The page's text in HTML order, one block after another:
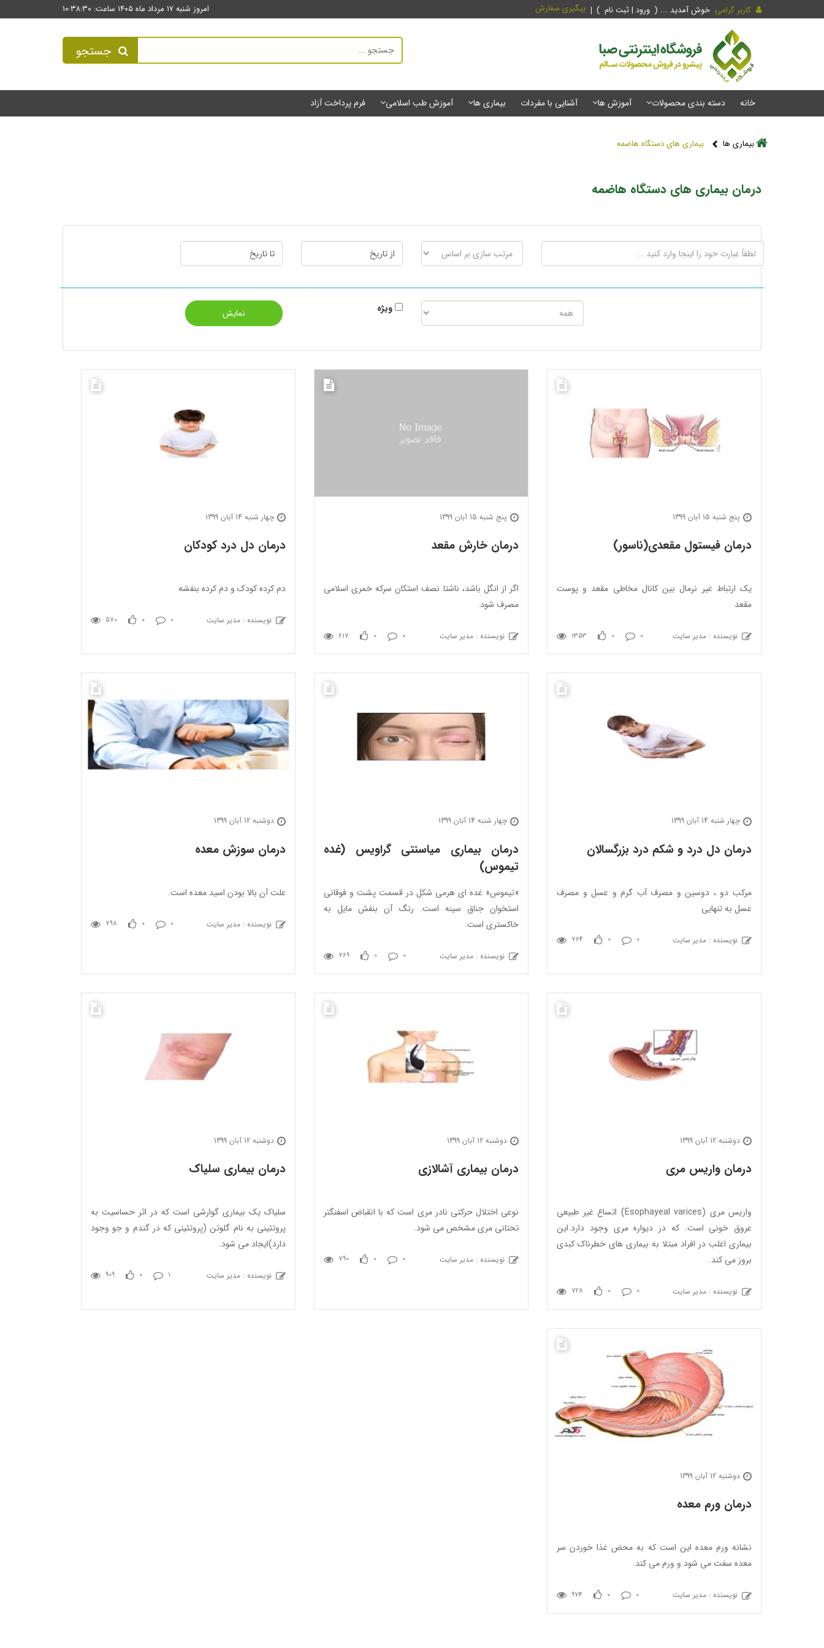
کاربر گرامی خوش آمدید ... ( ورود | ثبت نام ) پیگیری سفارش امروز شنبه ۱۷ مرداد ماه ۱۴۰۵ ساعت: ۱۰:۳۸:۳۱
جستجو
خانه دسته بندی محصولات آموزش ها آشنایی با مفردات بیماری ها آموزش طب اسلامی فرم پرداخت آزاد
بیماری ها بیماری های دستگاه هاضمه
درمان بیماری های دستگاه هاضمه
ویژه
پنج شنبه 15 آبان 1399
درمان فیستول مقعدی(ناسور)
یک ارتباط غیر نرمال بین کانال مخاطی مقعد و پوست
مقعد
نویسنده : مدیر سایت 1353 0 0
پنج شنبه 15 آبان 1399
درمان خارش مقعد
اگر از انگل باشد، ناشتا نصف استکان سرکه خمری اسلامی
مصرف شود.
نویسنده : مدیر سایت 617 0 0
چهار شنبه 14 آبان 1399
درمان دل درد کودکان
دم کرده کودک و دم کرده بنفشه
نویسنده : مدیر سایت 570 0 0
چهار شنبه 14 آبان 1399
درمان دل درد و شکم درد بزرگسالان
مرکب دو ، دوسین و مصرف آب گرم و عسل و مصرف
عسل به تنهایی
نویسنده : مدیر سایت 764 0 0
چهار شنبه 14 آبان 1399
درمان بیماری میاسنتی گراویس (غده
تیموس)
«تیموس» غده ای هرمی شکل در قسمت پشت و فوقانی
استخوان جناق سینه است. رنگ آن بنفش مایل به
خاکستری است.
نویسنده : مدیر سایت 769 0 0
دوشنبه 12 آبان 1399
درمان سوزش معده
علت آن بالا بودن اسید معده است.
نویسنده : مدیر سایت 798 0 0
دوشنبه 12 آبان 1399
درمان واریس مری
واریس مری (Esophayeal varices) اتساع غیر طبیعی
عروق خونی است. که در دیواره مری وجود دارد.این
بیماری اغلب در افراد مبتلا به بیماری های خطرناک کبدی
بروز می کند.
نویسنده : مدیر سایت 728 0 0
دوشنبه 12 آبان 1399
درمان بیماری آشالازی
نوعی اختلال حرکتی نادر مری است که با انقباض اسفنگتر
تحتانی مری مشخص می شود.
نویسنده : مدیر سایت 790 0 0
دوشنبه 12 آبان 1399
درمان بیماری سلیاک
سلیاک یک بیماری گوارشی است که در اثر حساسیت به
پروتئینی به نام گلوتن (پروتئینی که در گندم و جو وجود
دارد)ایجاد می شود.
نویسنده : مدیر سایت 909 0 1
دوشنبه 12 آبان 1399
درمان ورم معده
نشانه ورم معده این است که به محض غذا خوردن سر
معده سفت می شود و ورم می کند.
نویسنده : مدیر سایت 974 0 0